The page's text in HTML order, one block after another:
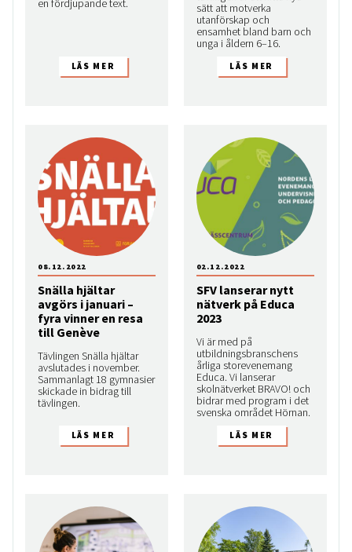
en fördjupande text.
sätt att motverka
utanförskap och
ensamhet bland barn och
unga i åldern 6–16.
Snälla hjältar
avgörs i januari –
fyra vinner en resa
till Genève
Tävlingen Snälla hjältar
avslutades i november.
Sammanlagt 18 gymnasier
skickade in bidrag till
tävlingen.
08.12.2022
SFV lanserar nytt
nätverk på Educa
2023
Vi är med på
utbildningsbranschens
årliga storevenemang
Educa. Vi lanserar
skolnätverket BRAVO! och
bidrar med program i det
svenska området Hörnan.
02.12.2022